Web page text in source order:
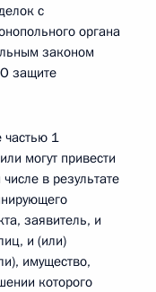
с
органа
законом
защите
частью 1
могут привести
в результате
заявитель, и
и (или)
имущество,
которого